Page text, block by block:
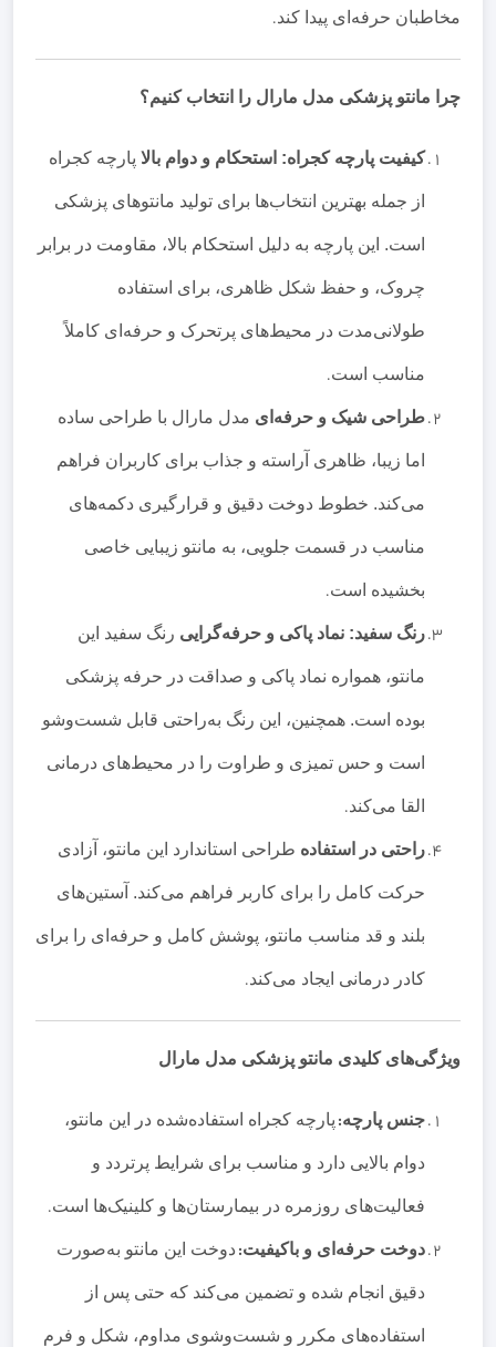
مخاطبان حرفه‌ای پیدا کند.
چرا مانتو پزشکی مدل مارال را انتخاب کنیم؟
کیفیت پارچه کجراه: استحکام و دوام بالا پارچه کجراه
از جمله بهترین انتخاب‌ها برای تولید مانتوهای پزشکی
است. این پارچه به دلیل استحکام بالا، مقاومت در برابر
چروک، و حفظ شکل ظاهری، برای استفاده
طولانی‌مدت در محیط‌های پرتحرک و حرفه‌ای کاملاً
مناسب است.
طراحی شیک و حرفه‌ای مدل مارال با طراحی ساده
اما زیبا، ظاهری آراسته و جذاب برای کاربران فراهم
می‌کند. خطوط دوخت دقیق و قرارگیری دکمه‌های
مناسب در قسمت جلویی، به مانتو زیبایی خاصی
بخشیده است.
رنگ سفید: نماد پاکی و حرفه‌گرایی رنگ سفید این
مانتو، همواره نماد پاکی و صداقت در حرفه پزشکی
بوده است. همچنین، این رنگ به‌راحتی قابل شست‌وشو
است و حس تمیزی و طراوت را در محیط‌های درمانی
القا می‌کند.
راحتی در استفاده طراحی استاندارد این مانتو، آزادی
حرکت کامل را برای کاربر فراهم می‌کند. آستین‌های
بلند و قد مناسب مانتو، پوشش کامل و حرفه‌ای را برای
کادر درمانی ایجاد می‌کند.
ویژگی‌های کلیدی مانتو پزشکی مدل مارال
جنس پارچه: پارچه کجراه استفاده‌شده در این مانتو،
دوام بالایی دارد و مناسب برای شرایط پرتردد و
فعالیت‌های روزمره در بیمارستان‌ها و کلینیک‌ها است.
دوخت حرفه‌ای و باکیفیت: دوخت این مانتو به‌صورت
دقیق انجام شده و تضمین می‌کند که حتی پس از
استفاده‌های مکرر و شست‌وشوی مداوم، شکل و فرم